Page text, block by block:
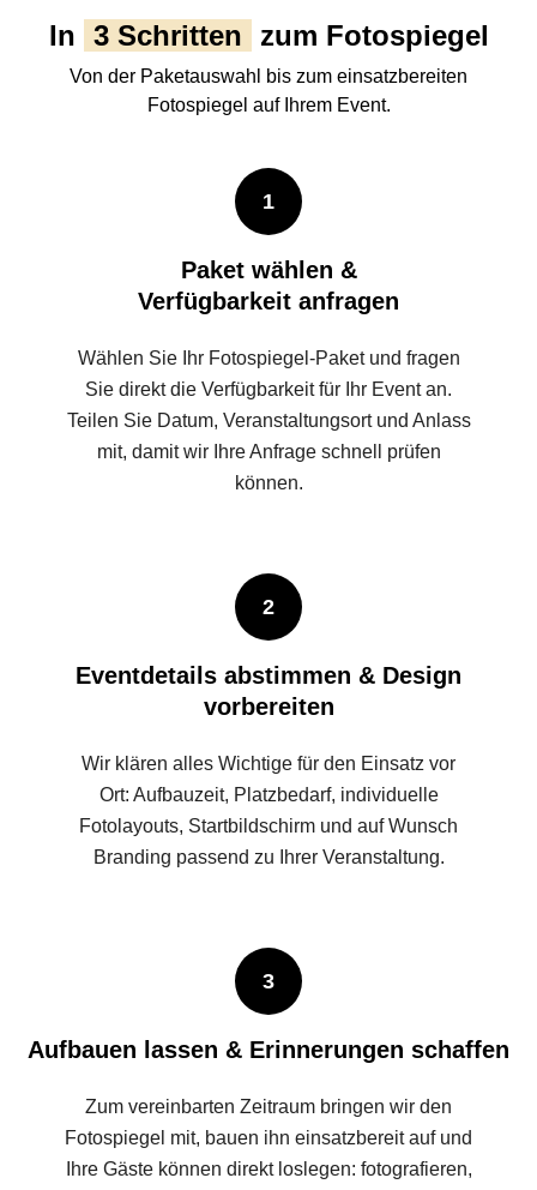
In 3 Schritten zum Fotospiegel
Von der Paketauswahl bis zum einsatzbereiten
Fotospiegel auf Ihrem Event.
1
Paket wählen &
Verfügbarkeit anfragen
Wählen Sie Ihr Fotospiegel-Paket und fragen
Sie direkt die Verfügbarkeit für Ihr Event an.
Teilen Sie Datum, Veranstaltungsort und Anlass
mit, damit wir Ihre Anfrage schnell prüfen
können.
2
Eventdetails abstimmen & Design
vorbereiten
Wir klären alles Wichtige für den Einsatz vor
Ort: Aufbauzeit, Platzbedarf, individuelle
Fotolayouts, Startbildschirm und auf Wunsch
Branding passend zu Ihrer Veranstaltung.
3
Aufbauen lassen & Erinnerungen schaffen
Zum vereinbarten Zeitraum bringen wir den
Fotospiegel mit, bauen ihn einsatzbereit auf und
Ihre Gäste können direkt loslegen: fotografieren,